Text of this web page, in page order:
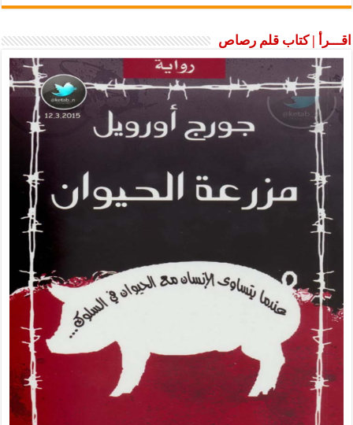
اقـــرأ | كتاب قلم رصاص